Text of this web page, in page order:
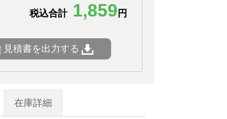
税込合計 1,859 円
見積書を出力する
在庫詳細